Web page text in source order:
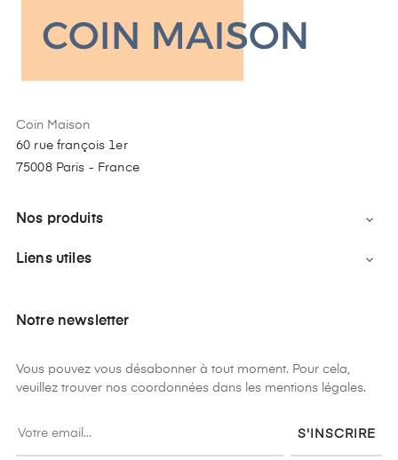
Coin Maison
60 rue françois 1er
75008 Paris - France
Nos produits 
Liens utiles 
Notre newsletter
Vous pouvez vous désabonner à tout moment. Pour cela,
veuillez trouver nos coordonnées dans les mentions légales.
S'INSCRIRE